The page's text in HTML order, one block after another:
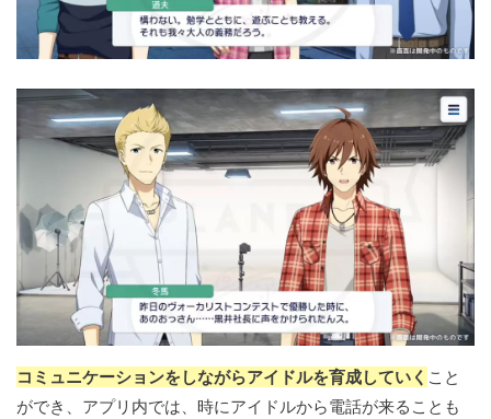
コミュニケーションをしながらアイドルを育成していく こと
ができ、アプリ内では、時にアイドルから電話が来ることも